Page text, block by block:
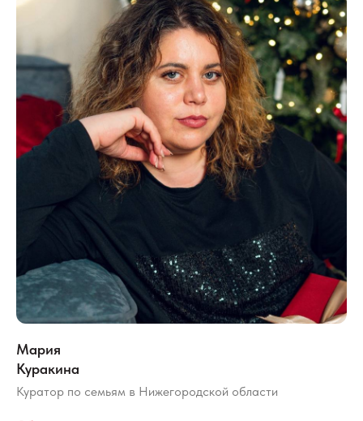
Мария
Куракина
Куратор по семьям в Нижегородской области